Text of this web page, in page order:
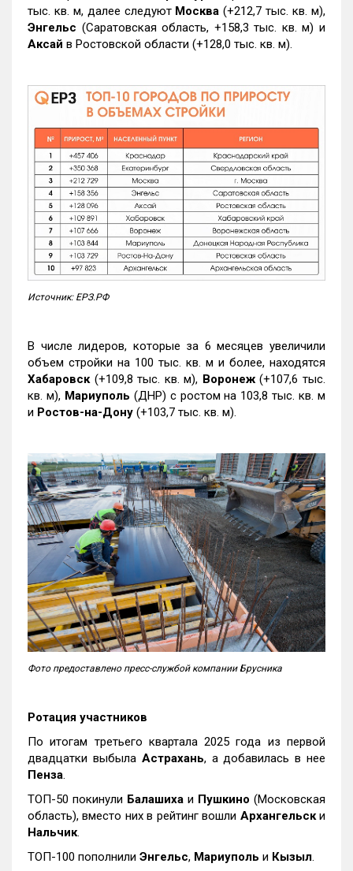
тыс. кв. м, далее следуют Москва (+212,7 тыс. кв. м),
Энгельс (Саратовская область, +158,3 тыс. кв. м) и
Аксай в Ростовской области (+128,0 тыс. кв. м).
Источник: ЕРЗ.РФ
В числе лидеров, которые за 6 месяцев увеличили
объем стройки на 100 тыс. кв. м и более, находятся
Хабаровск (+109,8 тыс. кв. м), Воронеж(+107,6 тыс.
кв. м), Мариуполь (ДНР) с ростом на 103,8 тыс. кв. м
и Ростов-на-Дону (+103,7 тыс. кв. м).
Фото предоставлено пресс-службой компании Брусника
Ротация участников
По итогам третьего квартала 2025 года из первой
двадцатки выбыла Астрахань, а добавилась в нее
Пенза.
ТОП-50 покинули Балашиха и Пушкино (Московская
область), вместо них в рейтинг вошли Архангельски
Нальчик.
ТОП-100 пополнили Энгельс, Мариуполь и Кызыл.